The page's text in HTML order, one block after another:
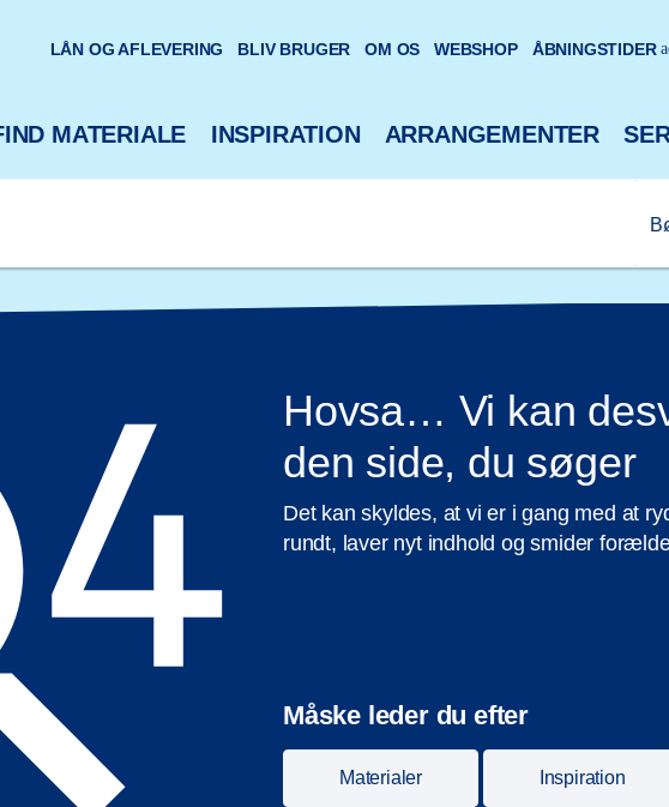
hjemmeside
MATERIALE INSPIRATION ARRANGEMENTER
LÅN OG AFLEVERING BLIV BRUGER OM OS WEBSHOP ÅBNINGSTIDER
Hovsa… Vi kan
den side, du søger
Det kan skyldes, at vi er i gang med at
rundt, laver nyt indhold og smider
Måske leder du efter
Materialer Inspiration